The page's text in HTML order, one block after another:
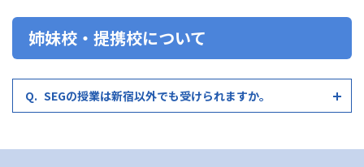
姉妹校・提携校について
SEGの授業は新宿以外でも受けられますか。